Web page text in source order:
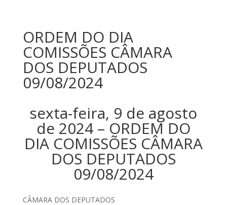
ORDEM DO DIA
COMISSÕES CÂMARA
DOS DEPUTADOS
09/08/2024
sexta-feira, 9 de agosto
de 2024 – ORDEM DO
DIA COMISSÕES CÂMARA
DOS DEPUTADOS
09/08/2024
CÂMARA DOS DEPUTADOS